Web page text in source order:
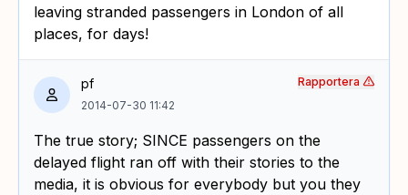
leaving stranded passengers in London of all
places, for days!
pf
2014-07-30 11:42
The true story; SINCE passengers on the
delayed flight ran off with their stories to the
media, it is obvious for everybody but you they
Rapportera